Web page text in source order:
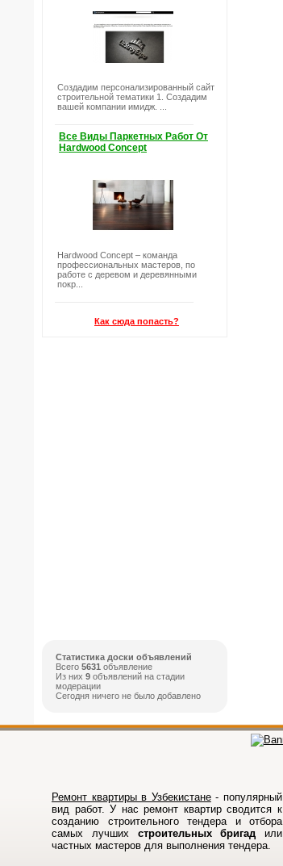
Создадим персонализированный сайт
строительной тематики 1. Создадим
вашей компании имидж. ...
Все Виды Паркетных Работ От
Hardwood Concept
Hardwood Concept – команда
профессиональных мастеров, по
работе с деревом и деревянными
покр...
Как сюда попасть?
Статистика доски объявлений
Всего 5631 объявление
Из них 9 объявлений на стадии
модерации
Сегодня ничего не было добавлено
Ремонт квартиры в Узбекистане- популярный
вид работ. У нас ремонт квартир сводится к
созданию строительного тендера и отбора
самых лучших строительных бригад или
частных мастеров для выполнения тендера.